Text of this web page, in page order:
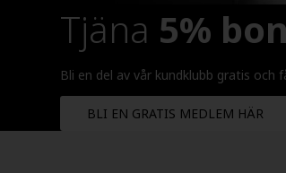
Tjäna 5%
Bli en del av vår kundklubb gratis och
BLI EN GRATIS MEDLEM HÄR